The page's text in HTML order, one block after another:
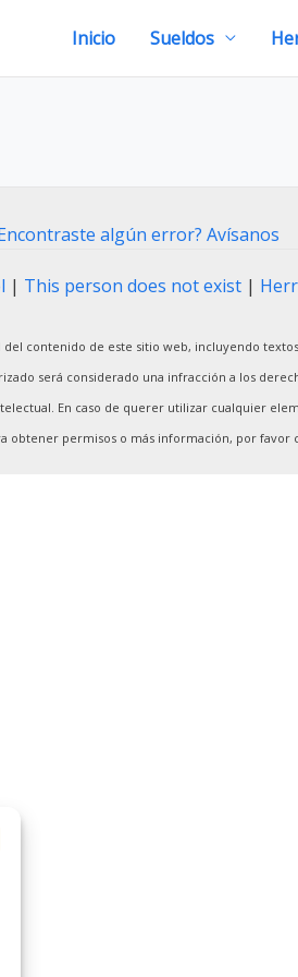
Inicio Sueldos
algún error? Avísanos
| This person does not exist |
contenido de este sitio web, incluyendo
será considerado una infracción a los
En caso de querer utilizar cualquier
permisos o más información, por favor